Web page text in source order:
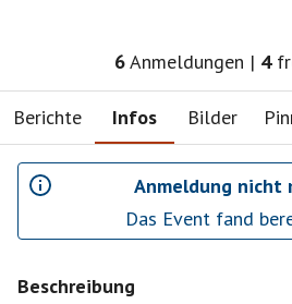
6Anmeldungen | 4
Berichte Infos Bilder
Anmeldung nicht
Das Event fand
Beschreibung